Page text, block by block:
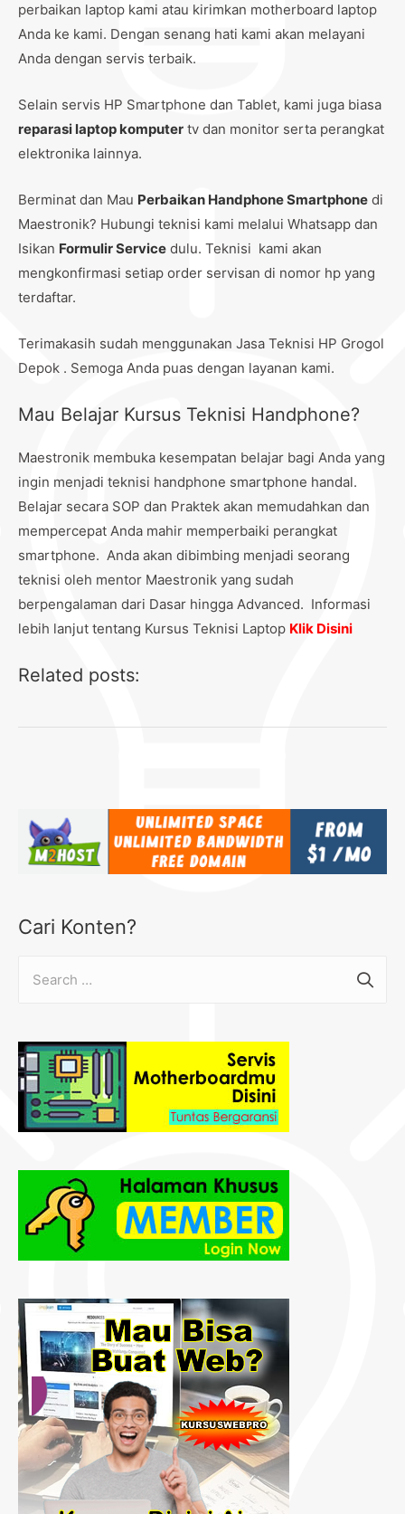
perbaikan laptop kami atau kirimkan motherboard laptop
Anda ke kami. Dengan senang hati kami akan melayani
Anda dengan servis terbaik.
Selain servis HP Smartphone dan Tablet, kami juga biasa
reparasi laptop komputer tv dan monitor serta perangkat
elektronika lainnya.
Berminat dan Mau Perbaikan Handphone Smartphone di
Maestronik? Hubungi teknisi kami melalui Whatsapp dan
Isikan Formulir Service dulu. Teknisi kami akan
mengkonfirmasi setiap order servisan di nomor hp yang
terdaftar.
Terimakasih sudah menggunakan Jasa Teknisi HP Grogol
Depok . Semoga Anda puas dengan layanan kami.
Mau Belajar Kursus Teknisi Handphone?
Maestronik membuka kesempatan belajar bagi Anda yang
ingin menjadi teknisi handphone smartphone handal.
Belajar secara SOP dan Praktek akan memudahkan dan
mempercepat Anda mahir memperbaiki perangkat
smartphone. Anda akan dibimbing menjadi seorang
teknisi oleh mentor Maestronik yang sudah
berpengalaman dari Dasar hingga Advanced. Informasi
lebih lanjut tentang Kursus Teknisi Laptop Klik Disini
Related posts:
Cari Konten?